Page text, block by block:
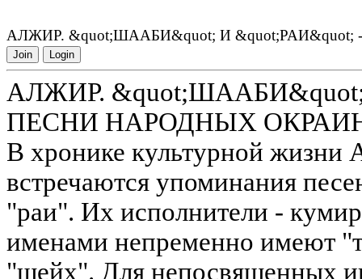
АЛЖИР. &quot;ШААБИ&quot; И
Join Login
АЛЖИР.
ПЕСНИ НАРОДНЫХ
В хронике культурной жизни
встречаются упоминания
"раи". Их исполнители -
именами непременно имеют
"шейх". Для непосвященных